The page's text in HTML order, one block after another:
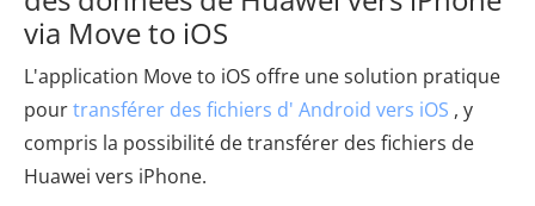
via Move to iOS
L'application Move to iOS offre une solution pratique
pourtransférer des fichiers d' Android vers iOS , y
compris la possibilité de transférer des fichiers de
Huawei vers iPhone.